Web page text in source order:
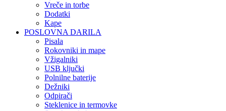
Vreče in torbe
Dodatki
Kape
POSLOVNA DARILA
Pisala
Rokovniki in mape
Vžigalniki
USB ključki
Polnilne baterije
Dežniki
Odpirači
Steklenice in termovke